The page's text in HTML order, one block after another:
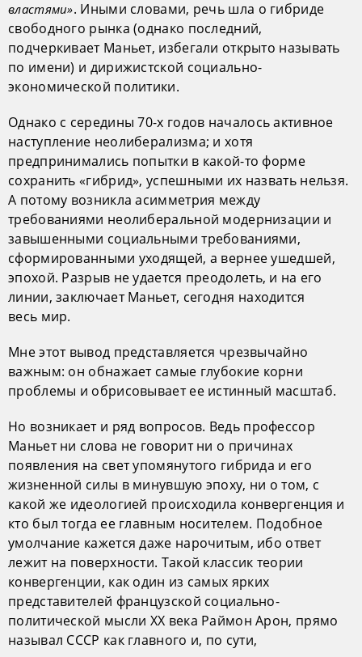
властями». Иными словами, речь шла о гибриде
свободного рынка (однако последний,
подчеркивает Маньет, избегали открыто называть
по имени) и дирижистской социально-
экономической политики.
Однако с середины 70-х годов началось активное
наступление неолиберализма; и хотя
предпринимались попытки в какой-то форме
сохранить «гибрид», успешными их назвать нельзя.
А потому возникла асимметрия между
требованиями неолиберальной модернизации и
завышенными социальными требованиями,
сформированными уходящей, а вернее ушедшей,
эпохой. Разрыв не удается преодолеть, и на его
линии, заключает Маньет, сегодня находится
весь мир.
Мне этот вывод представляется чрезвычайно
важным: он обнажает самые глубокие корни
проблемы и обрисовывает ее истинный масштаб.
Но возникает и ряд вопросов. Ведь профессор
Маньет ни слова не говорит ни о причинах
появления на свет упомянутого гибрида и его
жизненной силы в минувшую эпоху, ни о том, с
какой же идеологией происходила конвергенция и
кто был тогда ее главным носителем. Подобное
умолчание кажется даже нарочитым, ибо ответ
лежит на поверхности. Такой классик теории
конвергенции, как один из самых ярких
представителей французской социально-
политической мысли XX века Раймон Арон, прямо
называл СССР как главного и, по сути,